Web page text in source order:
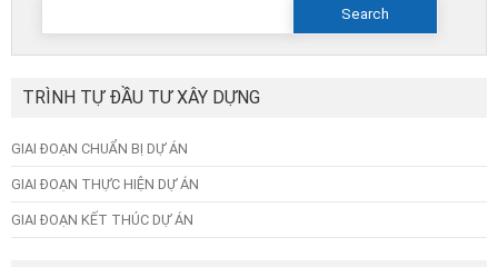
TRÌNH TỰ ĐẦU TƯ XÂY DỰNG
GIAI ĐOẠN CHUẨN BỊ DỰ ÁN
GIAI ĐOẠN THỰC HIỆN DỰ ÁN
GIAI ĐOẠN KẾT THÚC DỰ ÁN